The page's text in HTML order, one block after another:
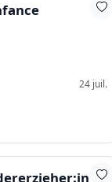
24 juil.
hf